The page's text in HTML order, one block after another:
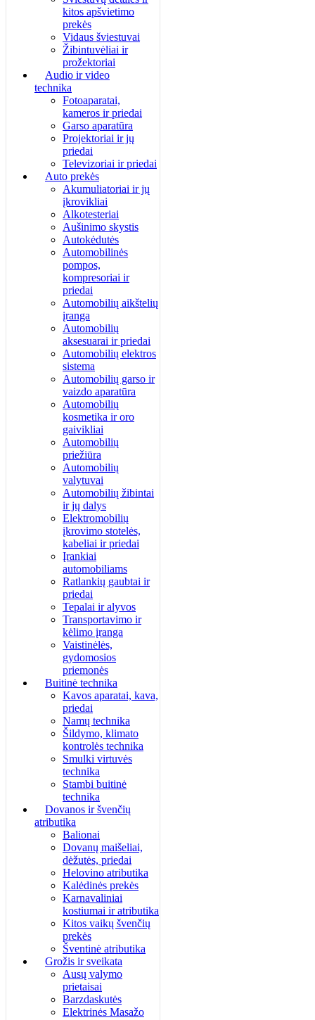
kitos apšvietimo
prekės
Vidaus šviestuvai
Žibintuvėliai ir
prožektoriai
Audio ir video
technika
Fotoaparatai,
kameros ir priedai
Garso aparatūra
Projektoriai ir jų
priedai
Televizoriai ir priedai
Auto prekės
Akumuliatoriai ir jų
įkrovikliai
Alkotesteriai
Aušinimo skystis
Autokėdutės
Automobilinės
pompos,
kompresoriai ir
priedai
Automobilių aikštelių
įranga
Automobilių
aksesuarai ir priedai
Automobilių elektros
sistema
Automobilių garso ir
vaizdo aparatūra
Automobilių
kosmetika ir oro
gaivikliai
Automobilių
priežiūra
Automobilių
valytuvai
Automobilių žibintai
ir jų dalys
Elektromobilių
įkrovimo stotelės,
kabeliai ir priedai
Įrankiai
automobiliams
Ratlankių gaubtai ir
priedai
Tepalai ir alyvos
Transportavimo ir
kėlimo įranga
Vaistinėlės,
gydomosios
priemonės
Buitinė technika
Kavos aparatai, kava,
priedai
Namų technika
Šildymo, klimato
kontrolės technika
Smulki virtuvės
technika
Stambi buitinė
technika
Dovanos ir švenčių
atributika
Balionai
Dovanų maišeliai,
dėžutės, priedai
Helovino atributika
Kalėdinės prekės
Karnavaliniai
kostiumai ir atributika
Kitos vaikų švenčių
prekės
Šventinė atributika
Grožis ir sveikata
Ausų valymo
prietaisai
Barzdaskutės
Elektrinės Masažo